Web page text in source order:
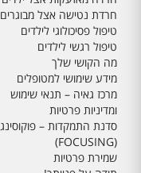
חרדת נטישה אצל מבוגרים
טיפול פסיכולוגי לילדים
טיפול רגשי לילדים
מה הקושי שלך
מידע שימושי למטופלים
מרכז גאיה – תנאי שימוש
ומדיניות פרטיות
סדנת התמקדות – פוקוסינג
(FOCUSING)
שמירת פרטיות